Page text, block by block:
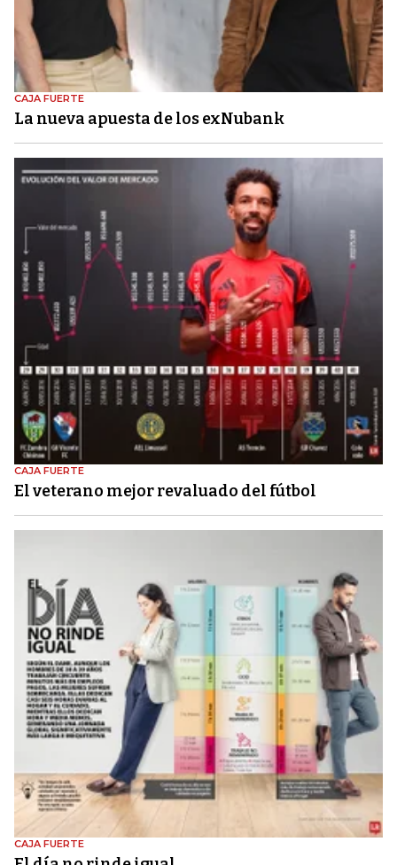
CAJA FUERTE
La nueva apuesta de los exNubank
CAJA FUERTE
El veterano mejor revaluado del fútbol
CAJA FUERTE